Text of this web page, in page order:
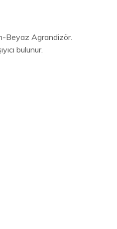
Beyaz Agrandizör.
bulunur.